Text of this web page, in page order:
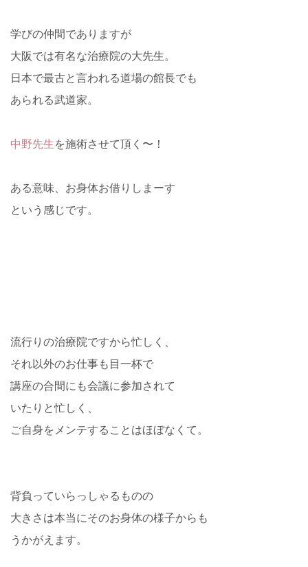
学びの仲間でありますが
大阪では有名な治療院の大先生。
日本で最古と言われる道場の館長でも
あられる武道家。
中野先生を施術させて頂く〜！
ある意味、お身体お借りしまーす
という感じです。
流行りの治療院ですから忙しく、
それ以外のお仕事も目一杯で
講座の合間にも会議に参加されて
いたりと忙しく、
ご自身をメンテすることはほぼなくて。
背負っていらっしゃるものの
大きさは本当にそのお身体の様子からも
うかがえます。